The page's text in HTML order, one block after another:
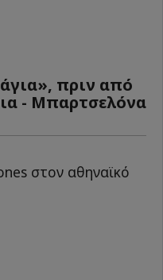
πριν από
- Μπαρτσελόνα